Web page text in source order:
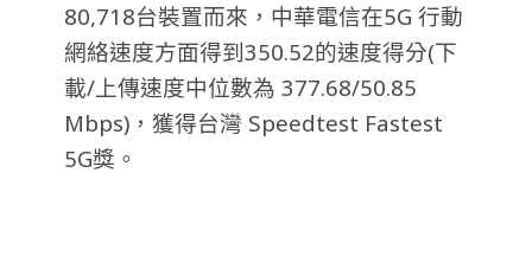
80,718台裝置而來，中華電信在5G 行動
網絡速度方面得到350.52的速度得分(下
載/上傳速度中位數為 377.68/50.85
Mbps)，獲得台灣 Speedtest Fastest
5G獎。